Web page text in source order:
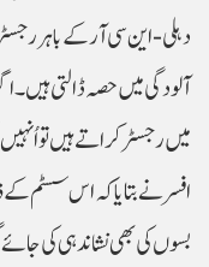
دہلی-این سی آر کے باہر
آلودگی میں حصہ ڈالتی
میں رجسٹر کراتے ہیں تو
افسر نے بتایا کہ اس سسٹم
بسوں کی بھی نشاندہی کی